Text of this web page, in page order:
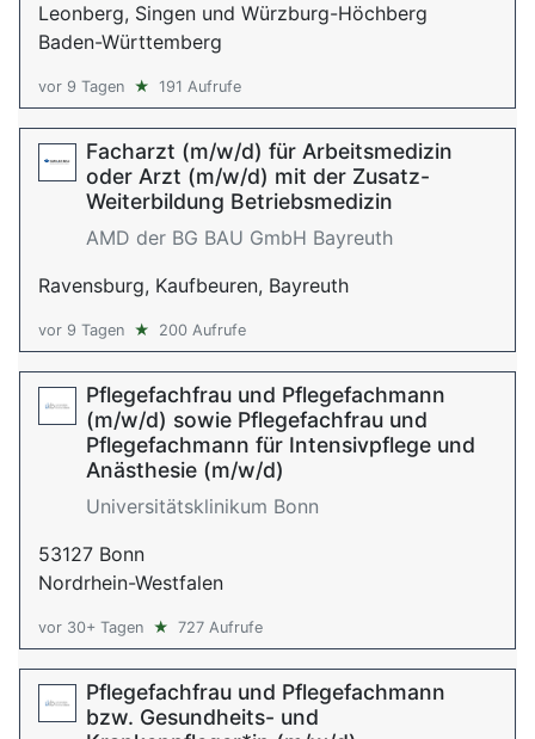
Leonberg, Singen und Würzburg-Höchberg
Baden-Württemberg
vor 9 Tagen ★ 191 Aufrufe
Facharzt (m/w/d) für Arbeitsmedizin
oder Arzt (m/w/d) mit der Zusatz-
Weiterbildung Betriebsmedizin
AMD der BG BAU GmbH Bayreuth
Ravensburg, Kaufbeuren, Bayreuth
vor 9 Tagen ★ 200 Aufrufe
Pflegefachfrau und Pflegefachmann
(m/w/d) sowie Pflegefachfrau und
Pflegefachmann für Intensivpflege und
Anästhesie (m/w/d)
Universitätsklinikum Bonn
53127 Bonn
Nordrhein-Westfalen
vor 30+ Tagen ★ 727 Aufrufe
Pflegefachfrau und Pflegefachmann
bzw. Gesundheits- und